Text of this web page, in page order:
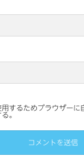
するためブラウザーに
。